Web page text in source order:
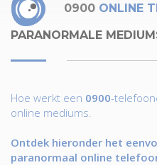
0900 ONLINE
PARANORMALE
Hoe werkt een 0900-
online mediums.
Ontdek hieronder het
paranormaal online